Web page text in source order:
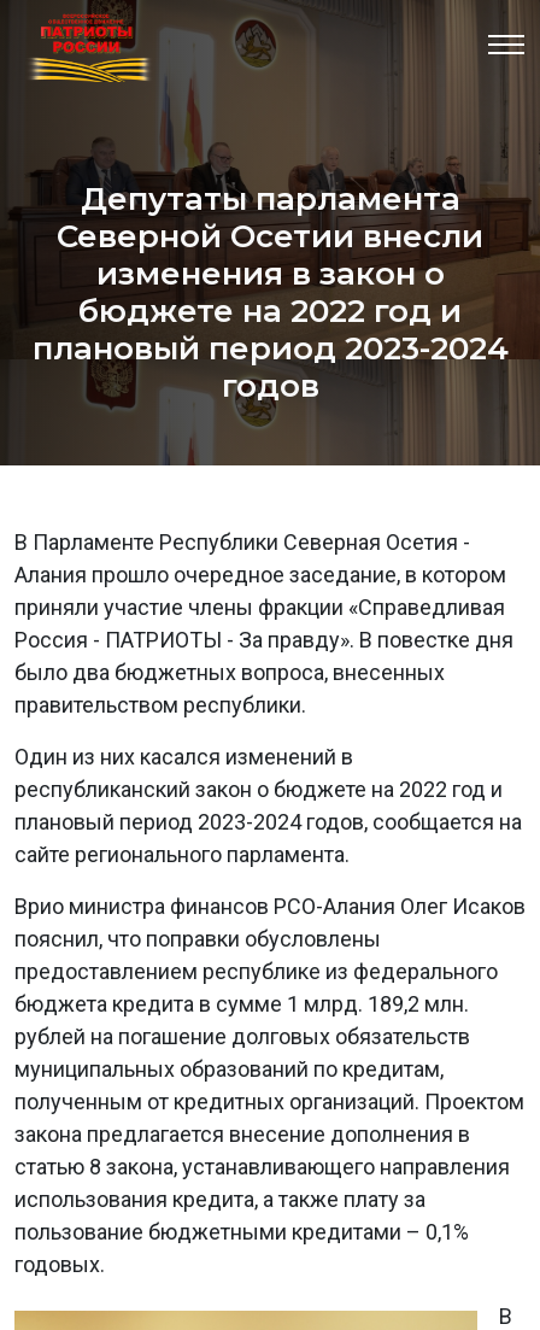
Депутаты парламента
Северной Осетии внесли
изменения в закон о
бюджете на 2022 год и
плановый период 2023-2024
годов
В Парламенте Республики Северная Осетия -
Алания прошло очередное заседание, в котором
приняли участие члены фракции «Справедливая
Россия - ПАТРИОТЫ - За правду». В повестке дня
было два бюджетных вопроса, внесенных
правительством республики.
Один из них касался изменений в
республиканский закон о бюджете на 2022 год и
плановый период 2023-2024 годов, сообщается на
сайте регионального парламента.
Врио министра финансов РСО-Алания Олег Исаков
пояснил, что поправки обусловлены
предоставлением республике из федерального
бюджета кредита в сумме 1 млрд. 189,2 млн.
рублей на погашение долговых обязательств
муниципальных образований по кредитам,
полученным от кредитных организаций. Проектом
закона предлагается внесение дополнения в
статью 8 закона, устанавливающего направления
использования кредита, а также плату за
пользование бюджетными кредитами – 0,1%
годовых.
В